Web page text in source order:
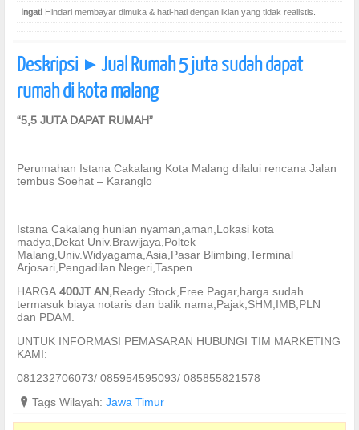
Ingat! Hindari membayar dimuka & hati-hati dengan iklan yang tidak realistis.
Deskripsi ] Jual Rumah 5 juta sudah dapat
rumah di kota malang
“5,5 JUTA DAPAT RUMAH”
Perumahan Istana Cakalang Kota Malang dilalui rencana Jalan
tembus Soehat – Karanglo
Istana Cakalang hunian nyaman,aman,Lokasi kota
madya,Dekat Univ.Brawijaya,Poltek
Malang,Univ.Widyagama,Asia,Pasar Blimbing,Terminal
Arjosari,Pengadilan Negeri,Taspen.
HARGA 400JT AN,Ready Stock,Free Pagar,harga sudah
termasuk biaya notaris dan balik nama,Pajak,SHM,IMB,PLN
dan PDAM.
UNTUK INFORMASI PEMASARAN HUBUNGI TIM MARKETING
KAMI:
081232706073/ 085954595093/ 085855821578
? Tags Wilayah: Jawa Timur